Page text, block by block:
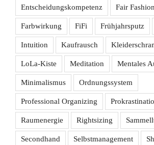
Entscheidungskompetenz Fair Fashion
Farbwirkung FiFi Frühjahrsputz
Intuition Kaufrausch
LoLa-Kiste Meditation Mentales
Minimalismus Ordnungssystem
Professional Organizing
Raumenergie Rightsizing
Secondhand Selbstmanagement